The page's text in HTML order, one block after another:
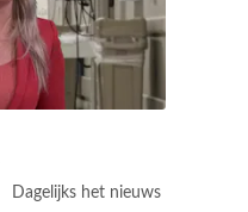
Dagelijks het nieuws